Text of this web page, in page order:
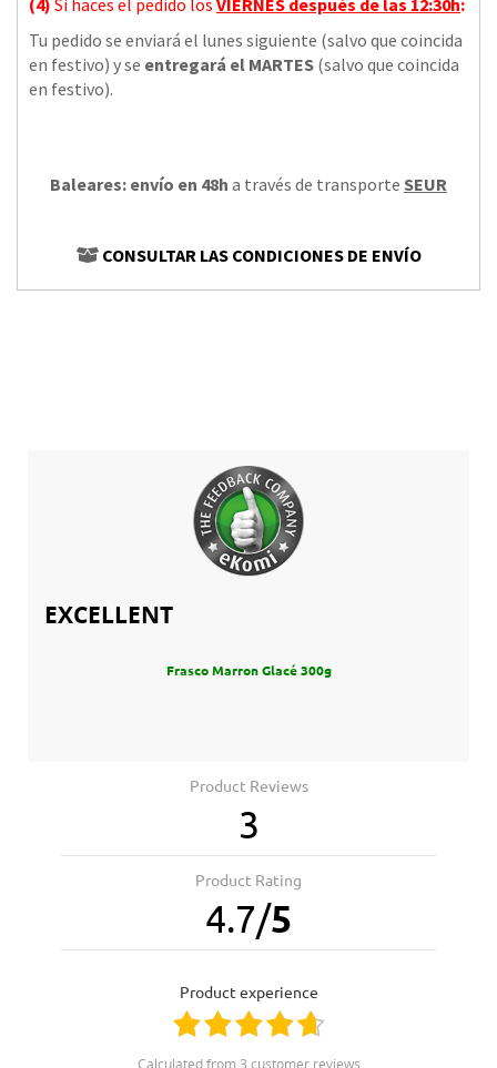
Tu pedido se enviará el lunes siguiente (salvo que coincida
en festivo) y se entregará el MARTES (salvo que coincida
en festivo).
Baleares: envío en 48h a través de transporte SEUR
CONSULTAR LAS CONDICIONES DE ENVÍO
EXCELLENT
Frasco Marron Glacé 300g
Product Reviews
3
Product Rating
4.7/5
product experience
calculated from 3 customer reviews